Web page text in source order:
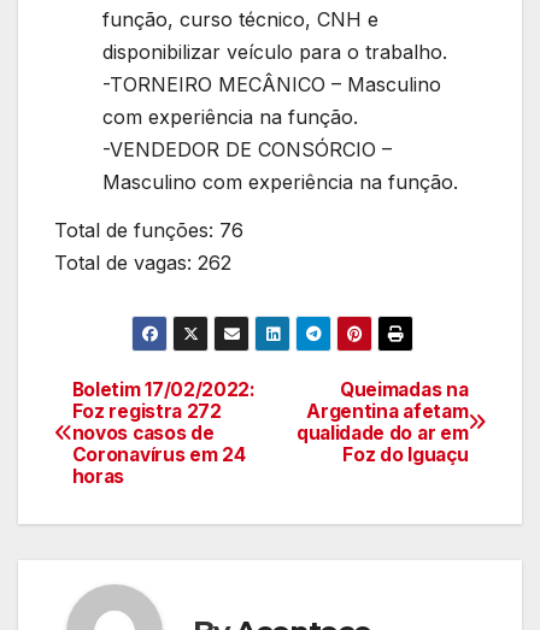
função, curso técnico, CNH e
disponibilizar veículo para o trabalho.
-TORNEIRO MECÂNICO – Masculino
com experiência na função.
-VENDEDOR DE CONSÓRCIO –
Masculino com experiência na função.
Total de funções: 76
Total de vagas: 262
Navegação
de
Queimadas na
Argentina afetam
qualidade do ar em
Foz do Iguaçu
Boletim 17/02/2022:
Foz registra 272
novos casos de
Coronavírus em 24
horas